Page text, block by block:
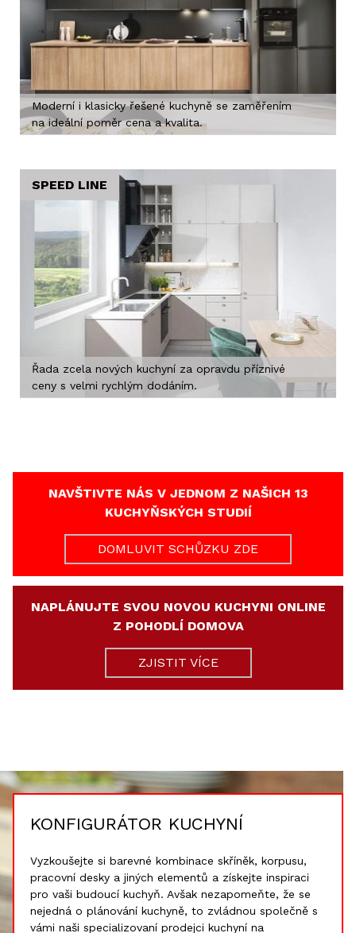
Moderní i klasicky řešené kuchyně se zaměřením
na ideální poměr cena a kvalita.
SPEED LINE
Řada zcela nových kuchyní za opravdu příznivé
ceny s velmi rychlým dodáním.
NAVŠTIVTE NÁS V JEDNOM Z NAŠICH 13
KUCHYŇSKÝCH STUDIÍ
DOMLUVIT SCHŮZKU ZDE
NAPLÁNUJTE SVOU NOVOU KUCHYNI ONLINE
Z POHODLÍ DOMOVA
ZJISTIT VÍCE
KONFIGURÁTOR KUCHYNÍ
Vyzkoušejte si barevné kombinace skříněk, korpusu,
pracovní desky a jiných elementů a získejte inspiraci
pro vaši budoucí kuchyň. Avšak nezapomeňte, že se
nejedná o plánování kuchyně, to zvládnou společně s
vámi naši specializovaní prodejci kuchyní na